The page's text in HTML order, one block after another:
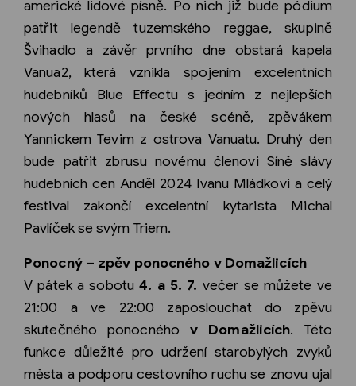
americké lidové písně. Po nich již bude pódium
patřit legendě tuzemského reggae, skupině
Švihadlo a závěr prvního dne obstará kapela
Vanua2, která vznikla spojením excelentních
hudebníků Blue Effectu s jedním z nejlepších
nových hlasů na české scéně, zpěvákem
Yannickem Tevim z ostrova Vanuatu. Druhý den
bude patřit zbrusu novému členovi Síně slávy
hudebních cen Anděl 2024 Ivanu Mládkovi a celý
festival zakončí excelentní kytarista Michal
Pavlíček se svým Triem.
Ponocný – zpěv ponocného v Domažlicích
V pátek a sobotu 4. a 5. 7. večer se můžete ve
21:00 a ve 22:00 zaposlouchat do zpěvu
skutečného ponocnéhov Domažlicích. Této
funkce důležité pro udržení starobylých zvyků
města a podporu cestovního ruchu se znovu ujal